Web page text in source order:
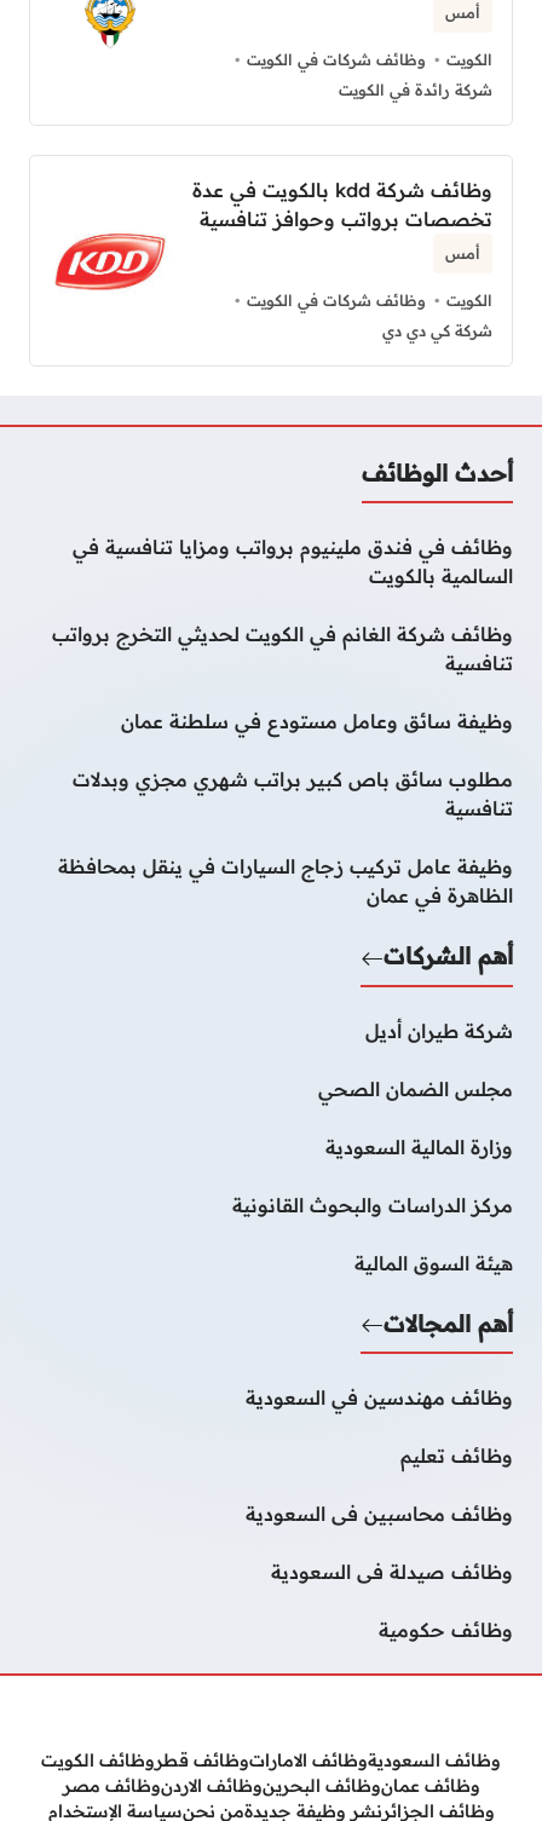
أمس
الكويت
وظائف شركات في الكويت
شركة رائدة في الكويت
وظائف شركة kdd بالكويت في عدة
تخصصات برواتب وحوافز تنافسية
أمس
الكويت
وظائف شركات في الكويت
شركة كي دي دي
أحدث الوظائف
وظائف في فندق ملينيوم برواتب ومزايا تنافسية في
السالمية بالكويت
وظائف شركة الغانم في الكويت لحديثي التخرج برواتب
تنافسية
وظيفة سائق وعامل مستودع في سلطنة عمان
مطلوب سائق باص كبير براتب شهري مجزي وبدلات
تنافسية
وظيفة عامل تركيب زجاج السيارات في ينقل بمحافظة
الظاهرة في عمان
أهم الشركات
شركة طيران أديل
مجلس الضمان الصحي
وزارة المالية السعودية
مركز الدراسات والبحوث القانونية
هيئة السوق المالية
أهم المجالات
وظائف مهندسين في السعودية
وظائف تعليم
وظائف محاسبين فى السعودية
وظائف صيدلة فى السعودية
وظائف حكومية
وظائف السعوديةوظائف الاماراتوظائف قطروظائف الكويت
وظائف عمانوظائف البحرينوظائف الاردنوظائف مصر
وظائف الجزائرنشر وظيفة جديدةمن نحنسياسة الإستخدام